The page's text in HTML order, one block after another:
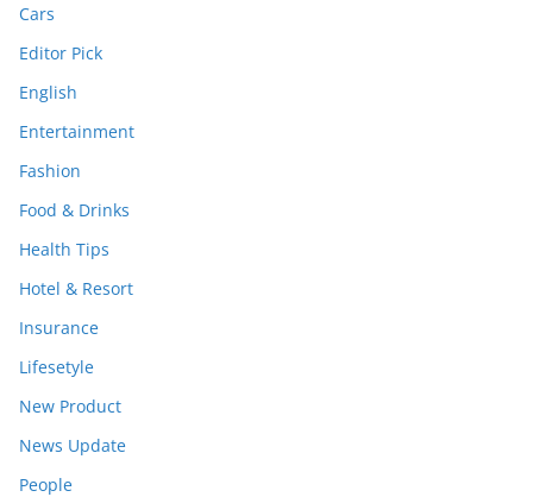
Cars
Editor Pick
English
Entertainment
Fashion
Food & Drinks
Health Tips
Hotel & Resort
Insurance
Lifesetyle
New Product
News Update
People